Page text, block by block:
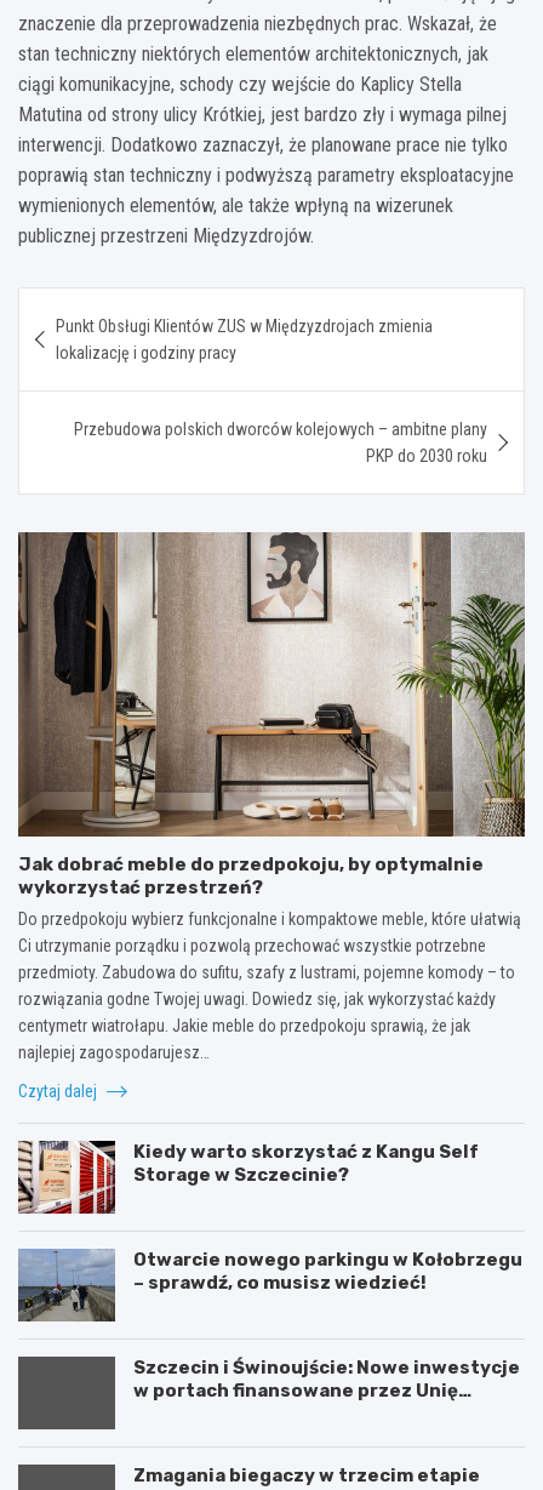
znaczenie dla przeprowadzenia niezbędnych prac. Wskazał, że
stan techniczny niektórych elementów architektonicznych, jak
ciągi komunikacyjne, schody czy wejście do Kaplicy Stella
Matutina od strony ulicy Krótkiej, jest bardzo zły i wymaga pilnej
interwencji. Dodatkowo zaznaczył, że planowane prace nie tylko
poprawią stan techniczny i podwyższą parametry eksploatacyjne
wymienionych elementów, ale także wpłyną na wizerunek
publicznej przestrzeni Międzyzdrojów.
wpisu
Punkt Obsługi Klientów ZUS w Międzyzdrojach zmienia
lokalizację i godziny pracy
Przebudowa polskich dworców kolejowych – ambitne plany
PKP do 2030 roku
Jak dobrać meble do przedpokoju, by optymalnie
wykorzystać przestrzeń?
Do przedpokoju wybierz funkcjonalne i kompaktowe meble, które ułatwią
Ci utrzymanie porządku i pozwolą przechować wszystkie potrzebne
przedmioty. Zabudowa do sufitu, szafy z lustrami, pojemne komody – to
rozwiązania godne Twojej uwagi. Dowiedz się, jak wykorzystać każdy
centymetr wiatrołapu. Jakie meble do przedpokoju sprawią, że jak
najlepiej zagospodarujesz…
Czytaj dalej
Kiedy warto skorzystać z Kangu Self
Storage w Szczecinie?
Otwarcie nowego parkingu w Kołobrzegu
– sprawdź, co musisz wiedzieć!
Szczecin i Świnoujście: Nowe inwestycje
w portach finansowane przez Unię
Zmagania biegaczy w trzecim etapie